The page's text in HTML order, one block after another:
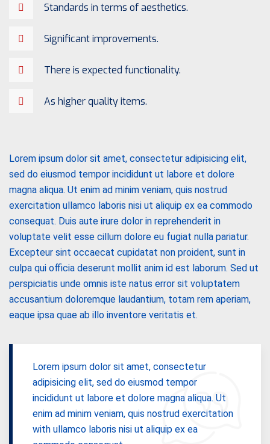
Standards in terms of aesthetics.
Significant improvements.
There is expected functionality.
As higher quality items.
Lorem ipsum dolor sit amet, consectetur adipisicing elit,
sed do eiusmod tempor incididunt ut labore et dolore
magna aliqua. Ut enim ad minim veniam, quis nostrud
exercitation ullamco laboris nisi ut aliquip ex ea commodo
consequat. Duis aute irure dolor in reprehenderit in
voluptate velit esse cillum dolore eu fugiat nulla pariatur.
Excepteur sint occaecat cupidatat non proident, sunt in
culpa qui officia deserunt mollit anim id est laborum. Sed ut
perspiciatis unde omnis iste natus error sit voluptatem
accusantium doloremque laudantium, totam rem aperiam,
eaque ipsa quae ab illo inventore veritatis et.
Lorem ipsum dolor sit amet, consectetur
adipisicing elit, sed do eiusmod tempor
incididunt ut labore et dolore magna aliqua. Ut
enim ad minim veniam, quis nostrud exercitation
with ullamco laboris nisi ut aliquip ex ea